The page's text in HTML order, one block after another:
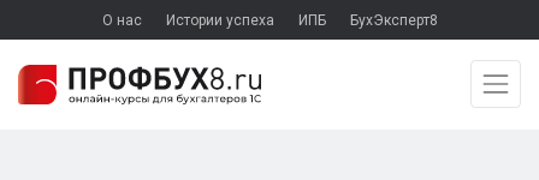
О нас Истории успеха ИПБ БухЭксперт8